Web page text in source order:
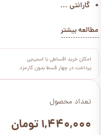
تعداد محصول
۱,۴۴۰,۰۰۰ تومان
گارانتی ...
مطالعه بیشتر
امکان خرید اقساطی با اسنپ‌پی
پرداخت در چهار قسط بدون کارمزد